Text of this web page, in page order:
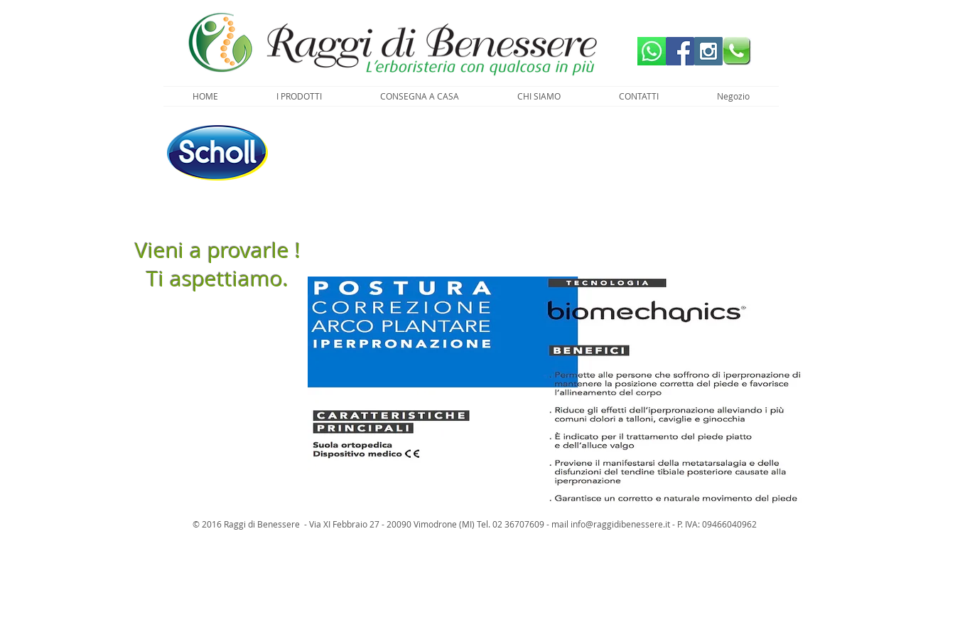
HOME I PRODOTTI CONSEGNA A CASA CHI SIAMO CONTATTI Negozio
Vieni a provarle !
Ti aspettiamo.
© 2016 Raggi di Benessere - Via XI Febbraio 27 - 20090 Vimodrone (MI) Tel. 02 36707609 - mail info@raggidibenessere.it- P. IVA: 09466040962